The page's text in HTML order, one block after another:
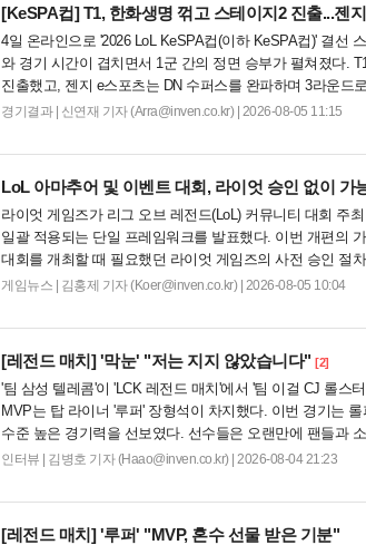
[KeSPA컵]T1, 한화생명 꺾고 스테이지2 진출...젠
4일 온라인으로 '2026 LoL KeSPA컵(이하 KeSPA컵)' 결선
와 경기 시간이 겹치면서 1군 간의 정면 승부가 펼쳐졌다.
진출했고, 젠지 e스포츠는 DN 수퍼스를 완파하며 3라운드
을 상대로 '패승...
경기결과 신연재 기자 (Arra@inven.co.kr) | 2026-08-05 11:15
LoL 아마추어 및 이벤트 대회, 라이엇 승인 없이 가
라이엇 게임즈가 리그 오브 레전드(LoL) 커뮤니티 대회 주
일괄 적용되는 단일 프레임워크를 발표했다. 이번 개편의
대회를 개최할 때 필요했던 라이엇 게임즈의 사전 승인 절
황 양식만 제출하면 PC방 LAN 대회...
게임뉴스 김홍제 기자 (Koer@inven.co.kr) | 2026-08-05 10:04
[레전드 매치]'막눈' "저는 지지 않았습니다" [2]
'팀 삼성 텔레콤'이 'LCK 레전드 매치'에서 '팀 이걸 CJ 롤스
MVP는 탑 라이너 '루퍼' 장형석이 차지했다. 이번 경기는
수준 높은 경기력을 선보였다. 선수들은 오랜만에 팬들과
레전드 매치가 다시 열리기를 희망하며 경기를 성공적으로
인터뷰 김병호 기자 (Haao@inven.co.kr) | 2026-08-04 21:23
[레전드 매치]'루퍼' "MVP, 혼수 선물 받은 기분"